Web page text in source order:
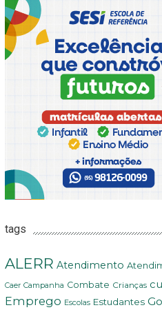
tags
ALERR Atendimento
Caer Campanha Combate Crianças
Emprego Escolas Estudantes